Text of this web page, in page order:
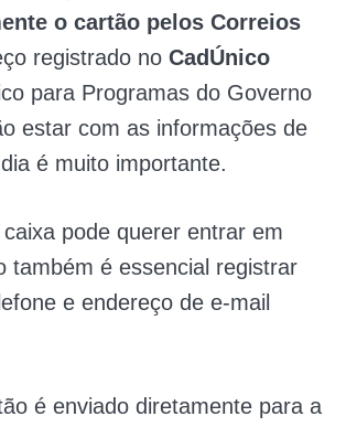
o cartão pelos Correios
registrado no CadÚnico
para Programas do Governo
estar com as informações de
é muito importante.
pode querer entrar em
também é essencial registrar
e endereço de e-mail
é enviado diretamente para a